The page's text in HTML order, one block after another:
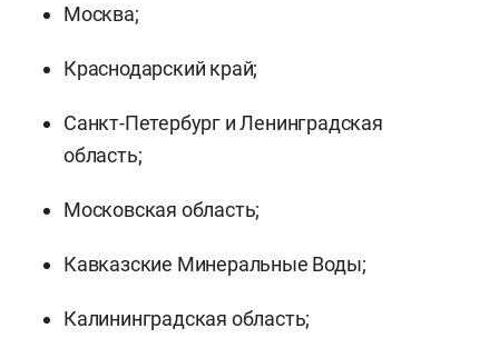
Москва;
Краснодарский край;
Санкт-Петербург и Ленинградская
область;
Московская область;
Кавказские Минеральные Воды;
Калининградская область;